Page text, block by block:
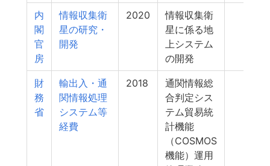
内
閣
官
房
情報収集衛
星の研究・
開発
2020
情報収集衛
星に係る地
上システム
の開発
財
務
省
輸出入・通
関情報処理
システム等
経費
2018
通関情報総
合判定シス
テム貿易統
計機能
（COSMOS
機能）運用